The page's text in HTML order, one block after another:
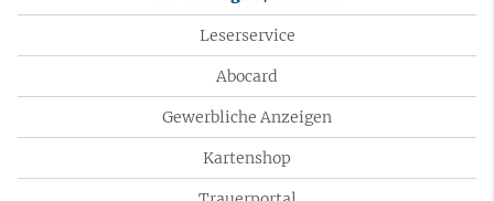
Leserservice
Abocard
Gewerbliche Anzeigen
Kartenshop